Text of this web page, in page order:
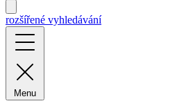
rozšířené vyhledávání
Menu